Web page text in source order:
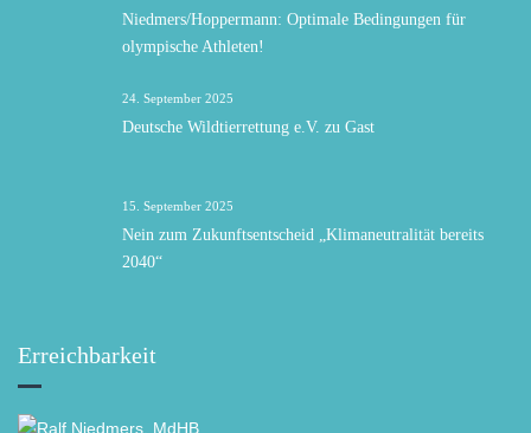
Niedmers/Hoppermann: Optimale Bedingungen für
olympische Athleten!
24. September 2025
Deutsche Wildtierrettung e.V. zu Gast
15. September 2025
Nein zum Zukunftsentscheid „Klimaneutralität bereits
2040“
Erreichbarkeit